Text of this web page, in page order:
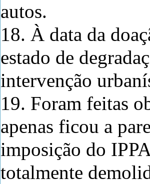
autos.
18. À data da
estado de
intervenção
19. Foram feitas
apenas ficou a
imposição do
totalmente